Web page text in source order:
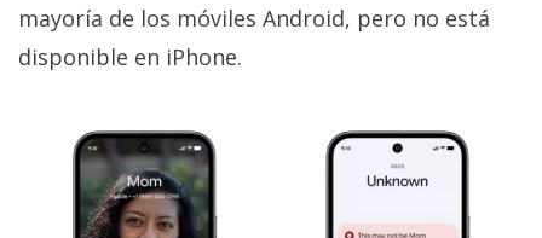
mayoría de los móviles Android, pero no está
disponible en iPhone.